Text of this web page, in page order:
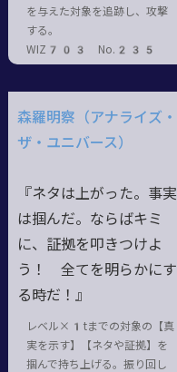
を与えた対象を追跡し、攻撃
する。
WIZ703 No.235
森羅明察（アナライズ・
ザ・ユニバース）
『ネタは上がった。事実
は掴んだ。ならばキミ
に、証拠を叩きつけよ
う！ 全てを明らかにす
る時だ！』
レベル×1tまでの対象の【真
実を示す】【ネタや証拠】を
掴んで持ち上げる。振り回し